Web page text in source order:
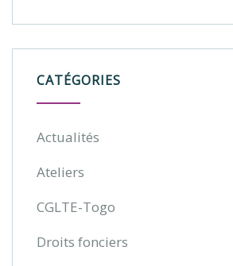
CATÉGORIES
Actualités
Ateliers
CGLTE-Togo
Droits fonciers